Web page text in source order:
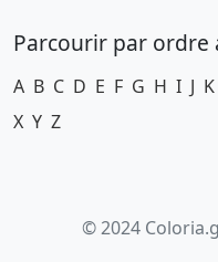
Parcourir par ordre
A B C D E F G H I J K
X Y Z
© 2024